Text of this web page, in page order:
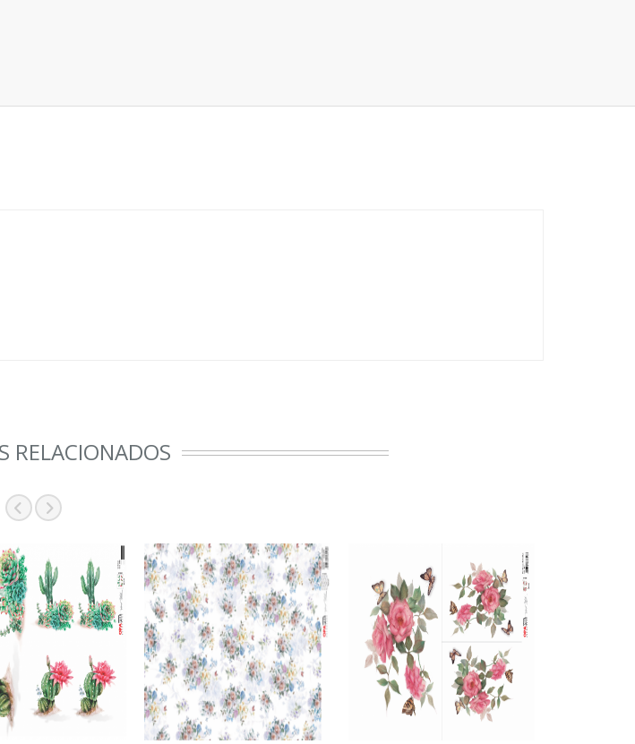
RELACIONADOS